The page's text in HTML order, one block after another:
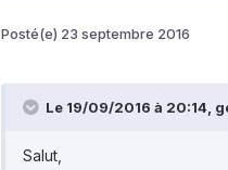
Posté(e) 23 septembre 2016
Le 19/09/2016 à 20:14,
Salut,